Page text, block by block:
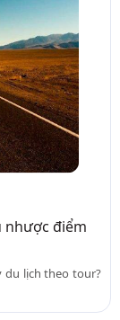
nhược điểm
du lịch theo tour?